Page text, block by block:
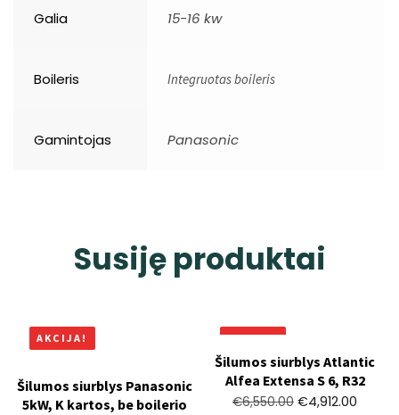
Galia 15-16 kw
Boileris Integruotas boileris
Gamintojas Panasonic
Susiję produktai
AKCIJA!
Šilumos siurblys Panasonic
5kW, K kartos, be boilerio
AKCIJA!
Šilumos siurblys Atlantic
Alfea Extensa S 6, R32
€6,550.00 €4,912.00